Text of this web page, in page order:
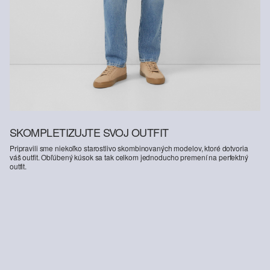
SKOMPLETIZUJTE SVOJ OUTFIT
Pripravili sme niekoľko starostlivo skombinovaných modelov, ktoré dotvoria
váš outfit. Obľúbený kúsok sa tak celkom jednoducho premení na perfektný
outfit.